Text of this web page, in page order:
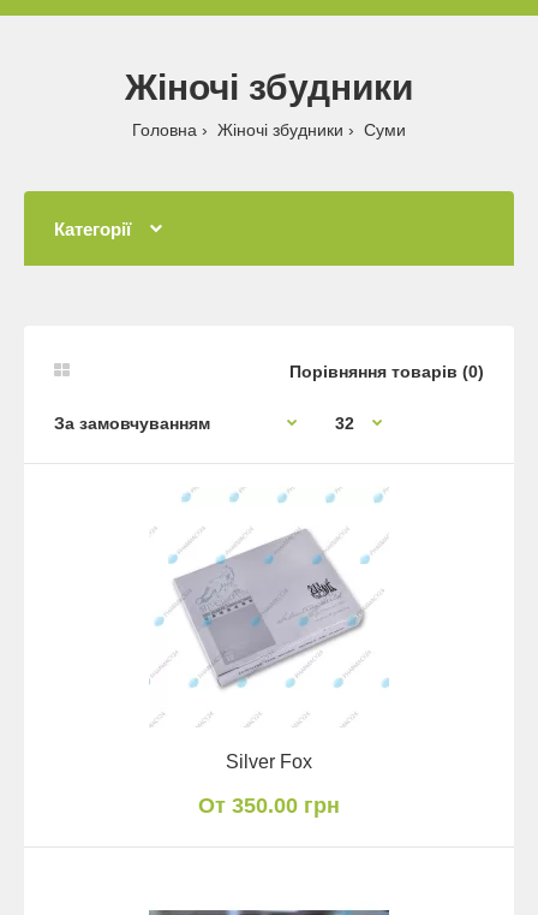
Жіночі збудники
Головна Жіночі збудники Суми
Категорії
Порівняння товарів (0)
Silver Fox
От 350.00 грн